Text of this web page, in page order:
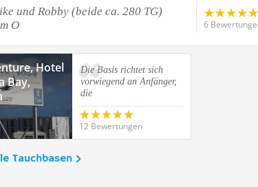
und Robby (beide ca. 280 TG)
O
6
Hotel
Bay,
Die Basis richtet sich
vorwiegend an Anfänger,
die
12 Bewertungen
Tauchbasen